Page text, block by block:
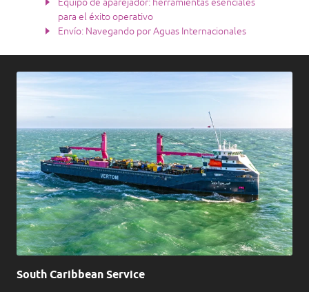
para el éxito operativo
Envío: Navegando por Aguas Internacionales
South Caribbean Service